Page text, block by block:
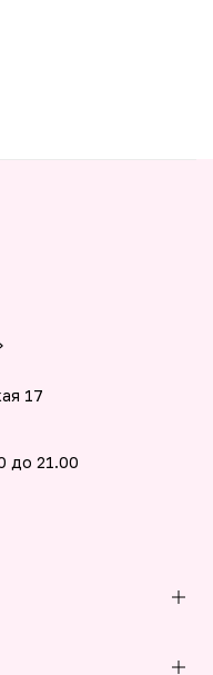
17
до 21.00